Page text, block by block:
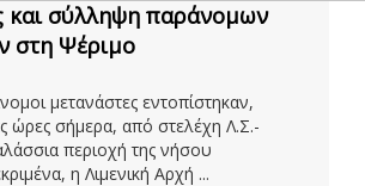
και σύλληψη παράνομων
στη Ψέριμο
μετανάστες εντοπίστηκαν,
ώρες σήμερα, από στελέχη Λ.Σ.-
περιοχή της νήσου
η Λιμενική Αρχή ...